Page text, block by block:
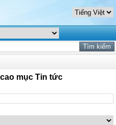
mục Tin tức